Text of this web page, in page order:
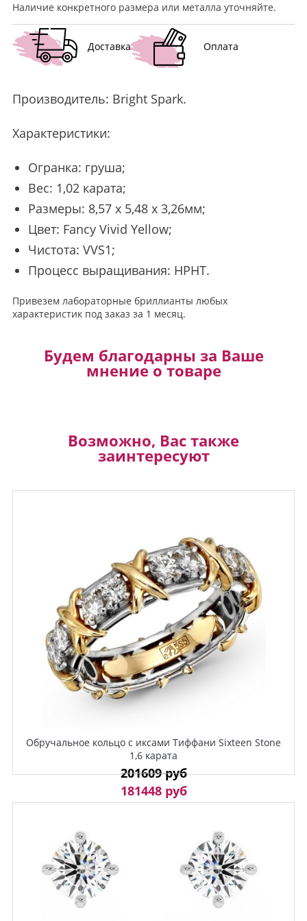
Наличие конкретного размера или металла уточняйте.
Доставка Оплата
Производитель: Bright Spark.
Характеристики:
Огранка: груша;
Вес: 1,02 карата;
Размеры: 8,57 x 5,48 x 3,26мм;
Цвет: Fancy Vivid Yellow;
Чистота: VVS1;
Процесс выращивания: HPHT.
Привезем лабораторные бриллианты любых
характеристик под заказ за 1 месяц.
Будем благодарны за Ваше
мнение о товаре
Возможно, Вас также
заинтересуют
Обручальное кольцо с иксами Тиффани Sixteen Stone
1,6 карата
201609 руб
181448 руб